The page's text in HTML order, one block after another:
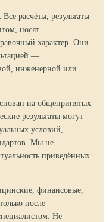
Все расчёты, результаты
носят
характер. Они
—
инженерной или
на общепринятых
результаты могут
условий,
Мы не
приведённых
финансовые,
после
Не